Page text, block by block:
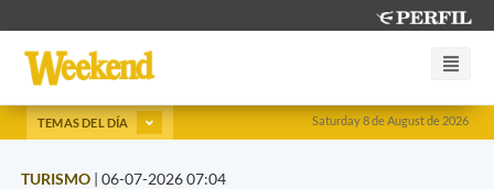
Saturday 8 de August de 2026
TEMAS DEL DÍA
TURISMO | 06-07-2026 07:04